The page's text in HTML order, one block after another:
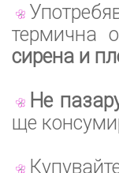
термична
сирена и
Не
ще